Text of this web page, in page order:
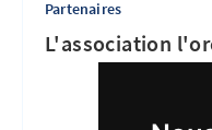
Partenaires
L'association